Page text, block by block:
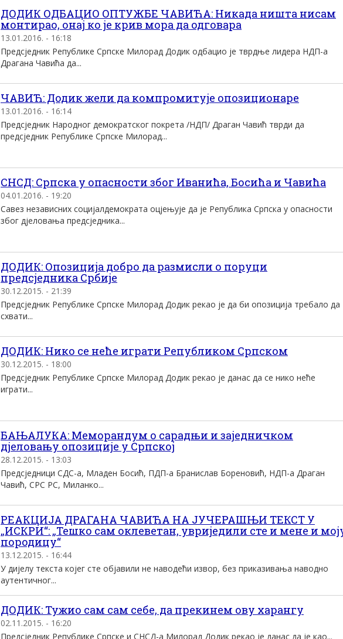
ДОДИК ОДБАЦИО ОПТУЖБЕ ЧАВИЋА: Никада ништа нисам
монтирао, онај ко је крив мора да одговара
13.01.2016. - 16:18
Предсједник Републике Српске Милорад Додик одбацио је тврдње лидера НДП-а
Драгана Чавића да...
ЧАВИЋ: Додик жели да компромитује опозиционаре
13.01.2016. - 16:14
Предсједник Народног демократског покрета /НДП/ Драган Чавић тврди да
предсједник Републике Српске Милорад...
СНСД: Српска у опасности због Иванића, Босића и Чавића
04.01.2016. - 19:20
Савез независних социјалдемократа оцјењује да је Република Српска у опасности
због дјеловања предсједника...
ДОДИК: Опозиција добро да размисли о поруци
предсједника Србије
30.12.2015. - 21:39
Предсједник Републике Српске Милорад Додик рекао је да би опозиција требало да
схвати...
ДОДИК: Нико се неће играти Републиком Српском
30.12.2015. - 18:00
Предсједник Републике Српске Милорад Додик рекао је данас да се нико неће
играти...
БАЊАЛУКА: Меморандум о сарадњи и заједничком
дјеловању опозиције у Српској
28.12.2015. - 13:03
Предсједници СДС-а, Младен Босић, ПДП-а Бранислав Бореновић, НДП-а Драган
Чавић, СРС РС, Миланко...
РЕАКЦИЈА ДРАГАНА ЧАВИЋА НА ЈУЧЕРАШЊИ ТЕКСТ У
„ИСКРИ“: „Тешко сам оклеветан, увриједили сте и мене и
породицу“
13.12.2015. - 16:44
У дијелу текста којег сте објавили не наводећи извор, без приказивања наводно
аутентичног...
ДОДИК: Тужио сам сам себе, да прекинем ову харангу
02.11.2015. - 16:20
Предсједник Републике Српске и СНСД-а Милорад Додик рекао је данас да је као...